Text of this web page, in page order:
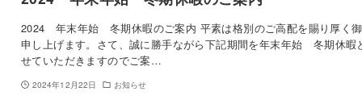
2024 年末年始 冬期休暇のご案内 平素は格別のご高配を賜り厚く
申し上げます。さて、誠に勝手ながら下記期間を年末年始 冬期休暇
せていただきますのでご案…
2024年12月22日 お知らせ